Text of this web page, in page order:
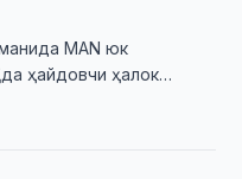
MAN юк
ҳайдовчи ҳалок